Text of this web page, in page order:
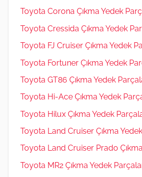
Toyota Corona Çıkma Yedek
Toyota Cressida Çıkma Yedek
Toyota FJ Cruiser Çıkma Yedek
Toyota Fortuner Çıkma Yedek
Toyota GT86 Çıkma Yedek
Toyota Hi-Ace Çıkma Yedek
Toyota Hilux Çıkma Yedek
Toyota Land Cruiser Çıkma
Toyota Land Cruiser Prado
Toyota MR2 Çıkma Yedek